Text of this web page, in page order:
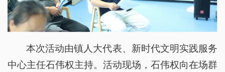
本次活动由镇人大代表、新时代文明实践服务
中心主任石伟权主持。活动现场，石伟权向在场群